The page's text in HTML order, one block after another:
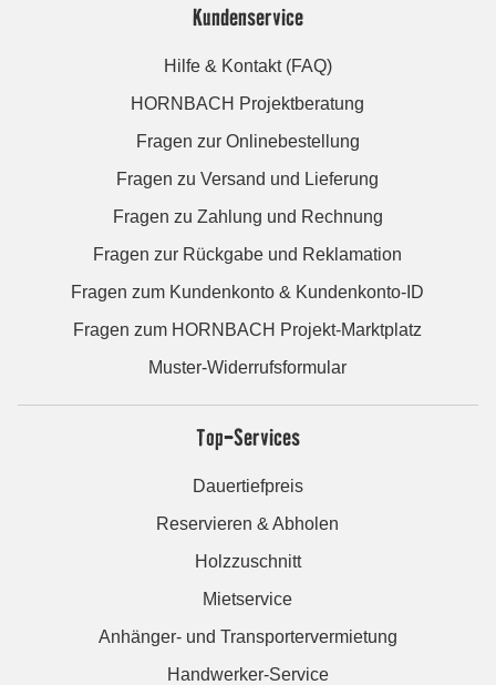
Kundenservice
Hilfe & Kontakt (FAQ)
HORNBACH Projektberatung
Fragen zur Onlinebestellung
Fragen zu Versand und Lieferung
Fragen zu Zahlung und Rechnung
Fragen zur Rückgabe und Reklamation
Fragen zum Kundenkonto & Kundenkonto-ID
Fragen zum HORNBACH Projekt-Marktplatz
Muster-Widerrufsformular
Top-Services
Dauertiefpreis
Reservieren & Abholen
Holzzuschnitt
Mietservice
Anhänger- und Transportervermietung
Handwerker-Service